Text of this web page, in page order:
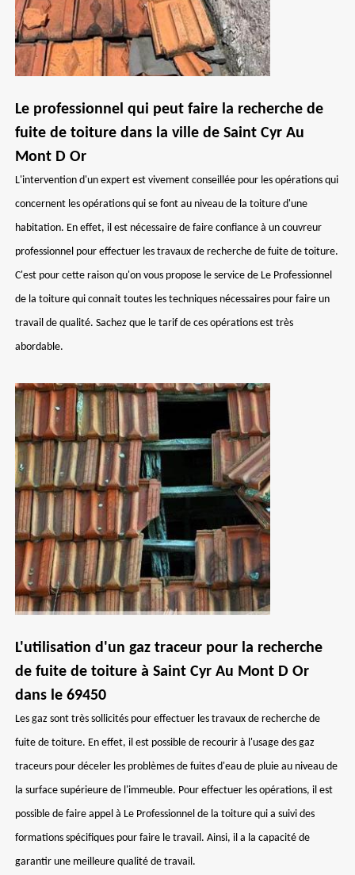
Le professionnel qui peut faire la recherche de
fuite de toiture dans la ville de Saint Cyr Au
Mont D Or
L'intervention d'un expert est vivement conseillée pour les opérations qui
concernent les opérations qui se font au niveau de la toiture d'une
habitation. En effet, il est nécessaire de faire confiance à un couvreur
professionnel pour effectuer les travaux de recherche de fuite de toiture.
C'est pour cette raison qu'on vous propose le service de Le Professionnel
de la toiture qui connait toutes les techniques nécessaires pour faire un
travail de qualité. Sachez que le tarif de ces opérations est très
abordable.
L'utilisation d'un gaz traceur pour la recherche
de fuite de toiture à Saint Cyr Au Mont D Or
dans le 69450
Les gaz sont très sollicités pour effectuer les travaux de recherche de
fuite de toiture. En effet, il est possible de recourir à l'usage des gaz
traceurs pour déceler les problèmes de fuites d'eau de pluie au niveau de
la surface supérieure de l'immeuble. Pour effectuer les opérations, il est
possible de faire appel à Le Professionnel de la toiture qui a suivi des
formations spécifiques pour faire le travail. Ainsi, il a la capacité de
garantir une meilleure qualité de travail.